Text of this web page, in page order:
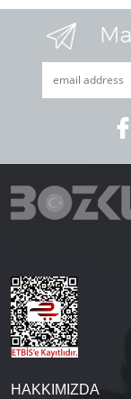
HAKKIMIZDA